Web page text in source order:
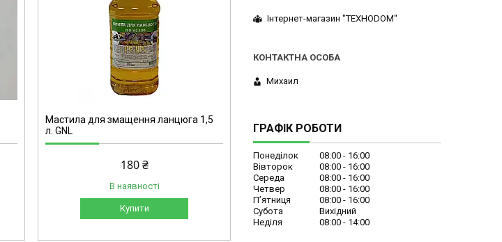
Мастила для змащення ланцюга 1,5
л. GNL
180 ₴
В наявності
Купити
Інтернет-магазин "ТЕХНОDOM"
Михаил
ГРАФІК РОБОТИ
Понеділок 08:00
16:00
Вівторок
08:00
16:00
Середа
08:00
16:00
Четвер
08:00
16:00
Пʼятниця
08:00
16:00
Субота
Вихідний
Неділя
08:00 14:00